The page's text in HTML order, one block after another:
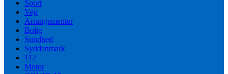
Sport
Vejr
Arrangementer
Bolig
Sundhed
Syddanmark
112
Motor